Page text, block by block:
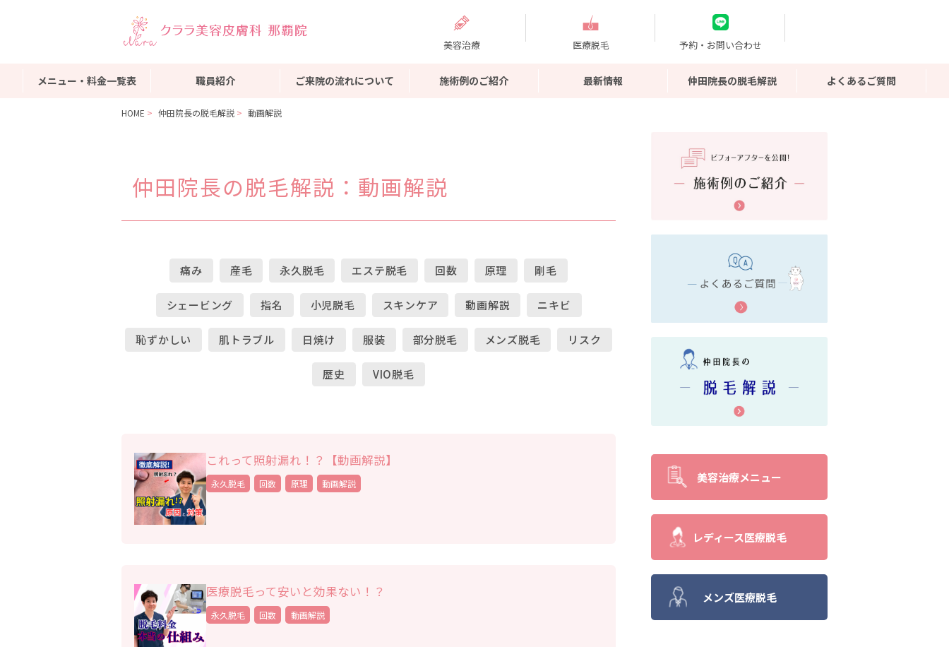
美容治療 医療脱毛 予約・お問い合わせ
メニュー・料金一覧表 職員紹介 ご来院の流れについて 施術例のご紹介 最新情報 仲田院長の脱毛解説 よくあるご質問
HOME 仲田院長の脱毛解説 動画解説
仲田院長の脱毛解説 ：動画解説
痛み 産毛 永久脱毛 エステ脱毛 回数 原理 剛毛
シェービング 指名 小児脱毛 スキンケア 動画解説 ニキビ
恥ずかしい 肌トラブル 日焼け 服装 部分脱毛 メンズ脱毛 リスク
歴史 VIO脱毛
これって照射漏れ！？【動画解説】
永久脱毛 回数 原理 動画解説
医療脱毛って安いと効果ない！？
永久脱毛 回数 動画解説
美容治療メニュー
レディース医療脱毛
メンズ医療脱毛